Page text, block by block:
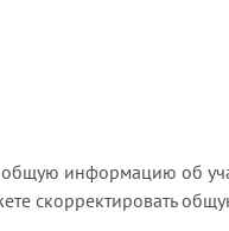
информацию об
скорректировать